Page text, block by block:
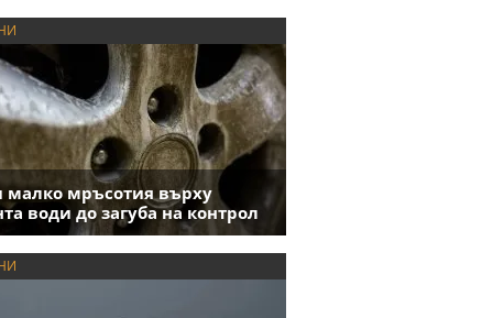
малко мръсотия върху
води до загуба на контрол